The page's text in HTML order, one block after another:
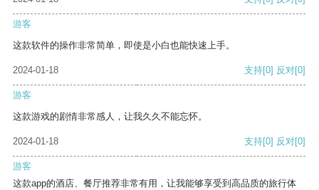
游客
这款软件的操作非常简单，即使是小白也能快速上手。
2024-01-18 支持[0] 反对[0]
游客
这款游戏的剧情非常感人，让我久久不能忘怀。
2024-01-18 支持[0] 反对[0]
游客
这款app的酒店、餐厅推荐非常有用，让我能够享受到高品质的旅行体